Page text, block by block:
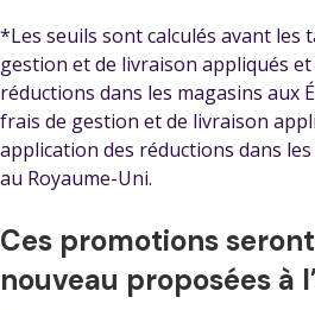
*Les seuils sont calculés avant les
gestion et de livraison appliqués
réductions dans les magasins aux
frais de gestion et de livraison
application des réductions dans
au Royaume-Uni.
Ces promotions
nouveau proposées à